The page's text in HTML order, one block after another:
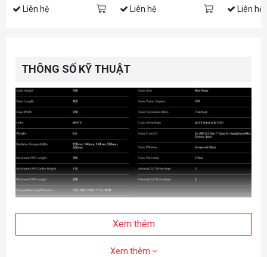
Liên hệ Liên hệ
Liên hệ
THÔNG SỐ KỸ THUẬT
Xem thêm
Xem thêm